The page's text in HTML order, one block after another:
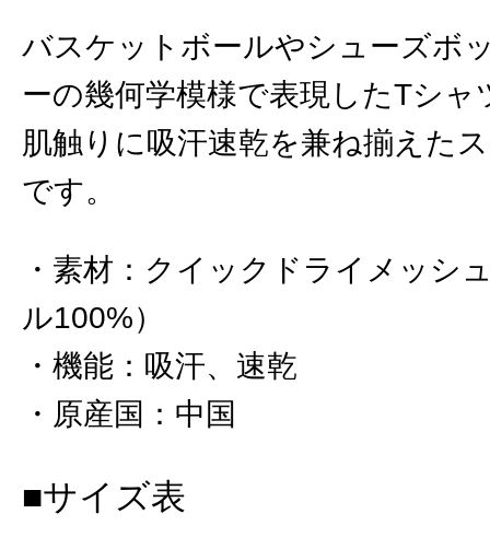
バスケットボールやシューズボ
ーの幾何学模様で表現したTシ
肌触りに吸汗速乾を兼ね揃えた
です。
素材 ： クイックドライメッシ
ル100%）
機能 ： 吸汗、速乾
原産国 ： 中国
■サイズ表